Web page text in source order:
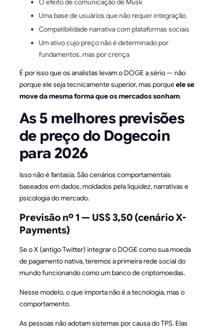
O efeito de comunicação de Musk
Uma base de usuários que não requer integração
Compatibilidade narrativa com plataformas sociais
Um ativo cujo preço não é determinado por
fundamentos, mas por crença
É por isso que os analistas levam o DOGE a sério — não
porque ele seja tecnicamente superior, mas porqueele se
move da mesma forma que os mercados sonham.
As 5 melhores previsões
de preço do Dogecoin
para 2026
Isso não é fantasia. São cenários comportamentais
baseados em dados, moldados pela liquidez, narrativas e
psicologia do mercado.
Previsão nº 1 — US$ 3,50 (cenário X-
Payments)
Se o X (antigo Twitter) integrar o DOGE como sua moeda
de pagamento nativa, teremos a primeira rede social do
mundo funcionando como um banco de criptomoedas.
Nesse modelo, o que importa não é a tecnologia, mas o
comportamento.
As pessoas não adotam sistemas por causa do TPS. Elas